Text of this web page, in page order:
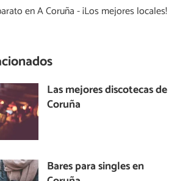
en A Coruña - ¡Los mejores locales!
Las mejores discotecas de
Coruña
Bares para singles en